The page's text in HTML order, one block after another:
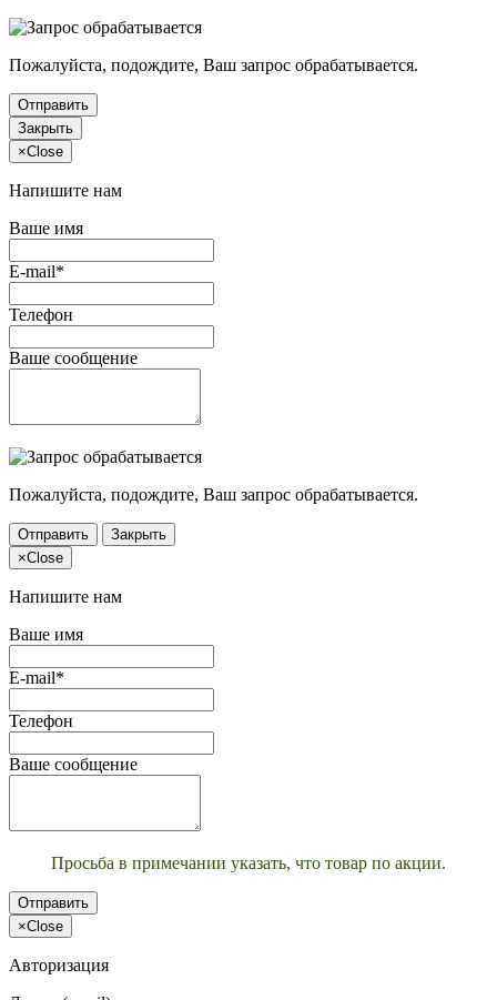
Пожалуйста, подождите, Ваш запрос обрабатывается.
Отправить
Закрыть
×Close
Напишите нам
Ваше имя
E-mail*
Телефон
Ваше сообщение
Пожалуйста, подождите, Ваш запрос обрабатывается.
Отправить
Закрыть
×Close
Напишите нам
Ваше имя
E-mail*
Телефон
Ваше сообщение
Просьба в примечании указать, что товар по акции.
Отправить
×Close
Авторизация